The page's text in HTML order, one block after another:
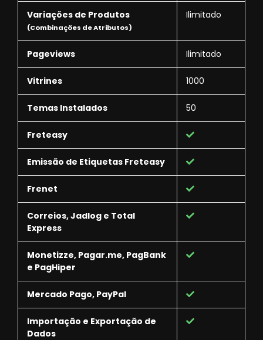
Variações de Produtos
(Combinações de Atributos)
Ilimitado
Pageviews Ilimitado
Vitrines 1000
Temas Instalados 50
Freteasy
Emissão de Etiquetas Freteasy
Frenet
Correios, Jadlog e Total
Express
Monetizze, Pagar.me, PagBank
e PagHiper
Mercado Pago, PayPal
Importação e Exportação de
Dados